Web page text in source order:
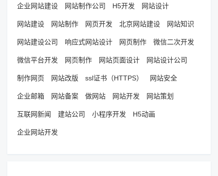
企业网站建设 网站制作公司 H5开发 网站设计
网站建设 网站制作 网页开发 北京网站建设 网站知识
网站建设公司 响应式网站设计 网页制作 微信二次开发
微信平台开发 网页制作 网站页面设计 网站设计公司
制作网页 网站改版 ssl证书（HTTPS） 网站安全
企业邮箱 网站备案 做网站 网站开发 网站策划
互联网新闻 建站公司 小程序开发 H5动画
企业网站开发